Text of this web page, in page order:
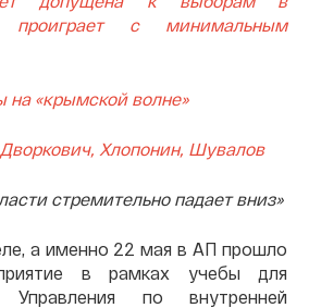
проиграет с минимальным
«крымской волне»
Хлопонин, Шувалов
стремительно падает вниз»
а именно 22 мая в АП прошло
в рамках учебы для
Управления по внутренней